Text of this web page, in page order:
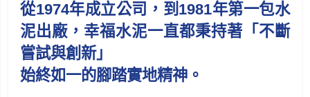
從1974年成立公司，到1981年第一包水
泥出廠，幸福水泥一直都秉持著「不斷
嘗試與創新」
始終如一的腳踏實地精神。